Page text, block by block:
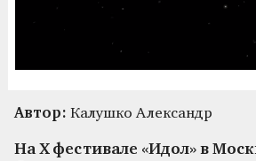
Автор: Калушко Александр
На X фестивале «Идол» в